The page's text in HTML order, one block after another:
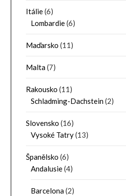
Itálie(6)
Lombardie(6)
Maďarsko (11)
Malta(7)
Rakousko (11)
Schladming-Dachstein(2)
Slovensko (16)
Vysoké Tatry(13)
Španělsko (6)
Andalusie(4)
Barcelona(2)